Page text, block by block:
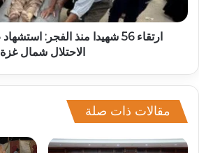
الاحتلال شمال غزة
مقالات ذات صلة